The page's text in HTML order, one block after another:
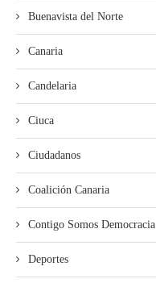
Buenavista del Norte
Canaria
Candelaria
Ciuca
Ciudadanos
Coalición Canaria
Contigo Somos Democracia
Deportes